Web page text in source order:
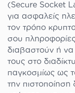
(Secure Socket
για ασφαλείς
τον τρόπο
σου
διαβαστούν ή
τους στο
παγκοσμίως ως
την